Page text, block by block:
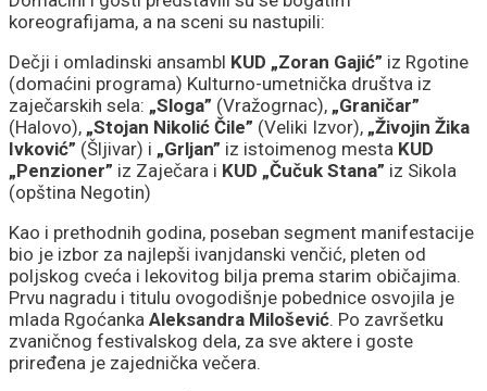
koreografijama, a na sceni su nastupili:
Dečji i omladinski ansambl KUD „Zoran Gajić” iz Rgotine
(domaćini programa) Kulturno-umetnička društva iz
zaječarskih sela: „Sloga” (Vražogrnac), „Graničar”
(Halovo), „Stojan Nikolić Čile” (Veliki Izvor), „Živojin Žika
Ivković” (Šljivar) i „Grljan” iz istoimenog mesta KUD
„Penzioner” iz Zaječara i KUD „Čučuk Stana” iz Sikola
(opština Negotin)
Kao i prethodnih godina, poseban segment manifestacije
bio je izbor za najlepši ivanjdanski venčić, pleten od
poljskog cveća i lekovitog bilja prema starim običajima.
Prvu nagradu i titulu ovogodišnje pobednice osvojila je
mlada Rgoćanka Aleksandra Milošević. Po završetku
zvaničnog festivalskog dela, za sve aktere i goste
priređena je zajednička večera.